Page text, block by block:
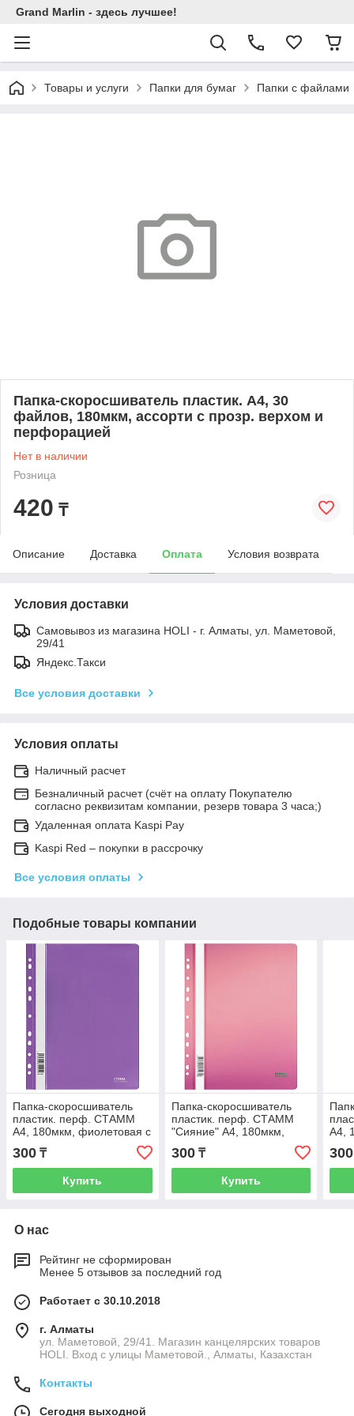
Grand Marlin - здесь лучшее!
Товары и услуги Папки для бумаг Папки с файлами
Папка-скоросшиватель пластик. А4, 30
файлов, 180мкм, ассорти с прозр. верхом и
перфорацией
Нет в наличии
Розница
420 ₸
Описание Доставка Оплата Условия возврата
Условия доставки
Самовывоз из магазина HOLI - г. Алматы, ул. Маметовой,
29/41
Яндекс.Такси
Все условия доставки
Условия оплаты
Наличный расчет
Безналичный расчет (счёт на оплату Покупателю
согласно реквизитам компании, резерв товара 3 часа;)
Удаленная оплата Kaspi Pay
Kaspi Red – покупки в рассрочку
Все условия оплаты
Подобные товары компании
Папка-скоросшиватель
пластик. перф. СТАММ
А4, 180мкм, фиолетовая с
300 ₸
Купить
Папка-скоросшиватель
пластик. перф. СТАММ
"Сияние" А4, 180мкм,
розовый с прозр. верхом
300₸
Купить
А4,
300
О нас
Рейтинг не сформирован
Менее 5 отзывов за последний год
Работает с 30.10.2018
г. Алматы
ул. Маметовой, 29/41. Магазин канцелярских товаров
HOLI. Вход с улицы Маметовой., Алматы, Казахстан
Контакты
Сегодня выходной